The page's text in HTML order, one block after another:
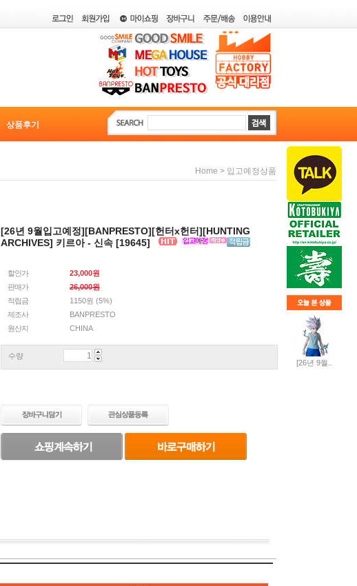
상품후기
[26년 9월..
Home > 입고예정상품
[26년 9월입고예정][BANPRESTO][헌터x헌터][HUNTING
ARCHIVES] 키르아 - 신속 [19645]
할인가
23,000원
판매가
26,000원
적립금
1150원 (5%)
제조사
BANPRESTO
원산지
CHINA
수량